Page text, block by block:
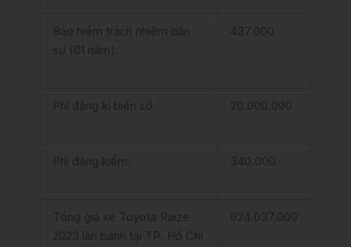
Bảo hiểm trách nhiệm dân
sự (01 năm):
437.000
Phí đăng kí biển số 20.000.000
Phí đăng kiểm: 340.000
Tổng giá xe Toyota Raize
2023 lăn bánh tại TP. Hồ Chí
624.037.000